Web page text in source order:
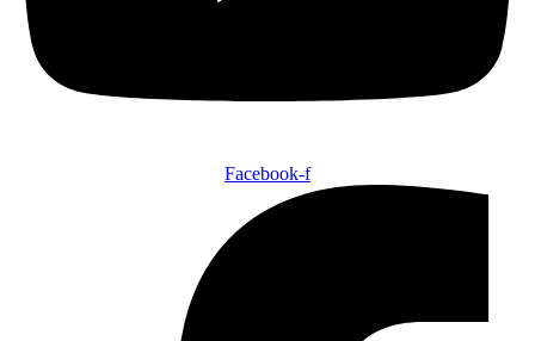
Facebook-f